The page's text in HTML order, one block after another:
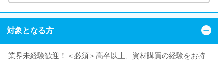
対象となる方
業界未経験歓迎！＜必須＞高卒以上、資材購買の経験をお持